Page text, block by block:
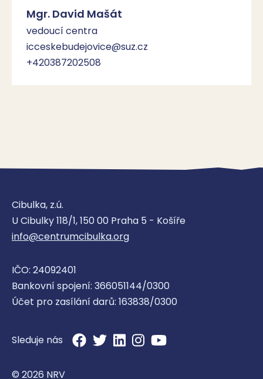
Mgr. David Mašát
vedoucí centra
icceskebudejovice@suz.cz
+420387202508
Cibulka, z.ú.
U Cibulky 118/1, 150 00 Praha 5 - Košíře
info@centrumcibulka.org
IČO: 24092401
Bankovní spojení: 366051144/0300
Účet pro zasílání darů: 163838/0300
Sleduje nás
© 2026 NRV